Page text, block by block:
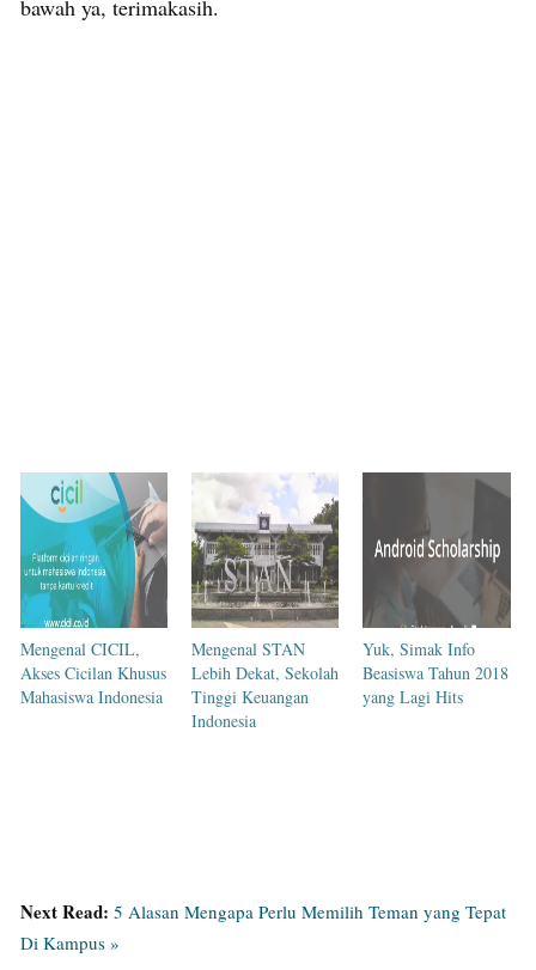
bawah ya, terimakasih.
Mengenal CICIL,
Akses Cicilan Khusus
Mahasiswa Indonesia
Mengenal STAN
Lebih Dekat, Sekolah
Tinggi Keuangan
Indonesia
Yuk, Simak Info
Beasiswa Tahun 2018
yang Lagi Hits
Next Read: 5 Alasan Mengapa Perlu Memilih Teman yang Tepat
Di Kampus »